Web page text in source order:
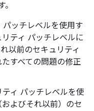
ッチレベルを使用す
ティ パッチレベルに
以前のセキュリティ
すべての問題の修正
ィ パッチレベルを使
よびそれ以前）のセ